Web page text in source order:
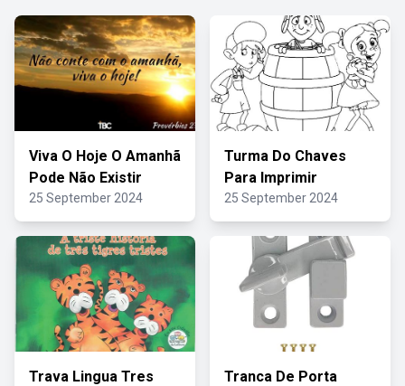
Viva O Hoje O Amanhã
Pode Não Existir
25 September 2024
Turma Do Chaves
Para Imprimir
25 September 2024
Trava Lingua Tres Tranca De Porta